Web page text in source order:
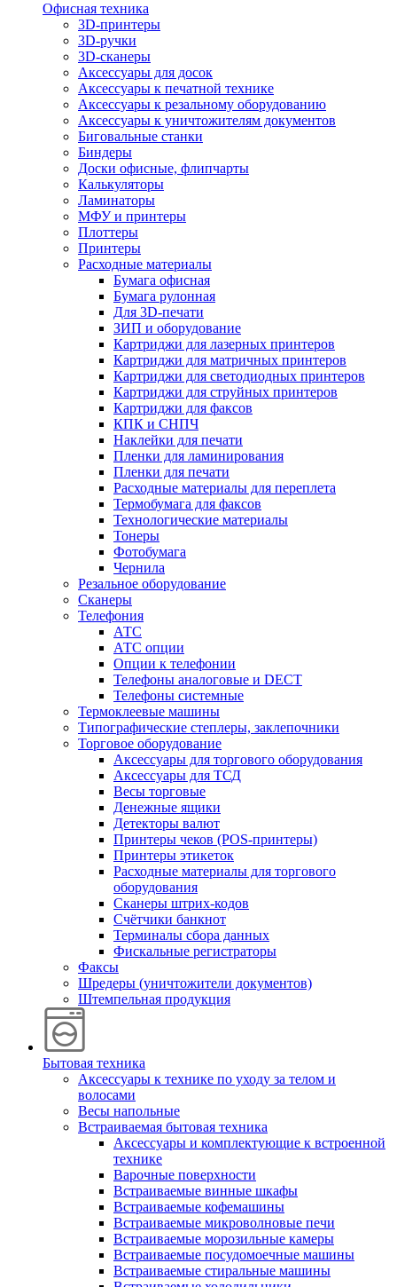
Офисная техника
3D-принтеры
3D-ручки
3D-сканеры
Аксессуары для досок
Аксессуары к печатной технике
Аксессуары к резальному оборудованию
Аксессуары к уничтожителям документов
Биговальные станки
Биндеры
Доски офисные, флипчарты
Калькуляторы
Ламинаторы
МФУ и принтеры
Плоттеры
Принтеры
Расходные материалы
Бумага офисная
Бумага рулонная
Для 3D-печати
ЗИП и оборудование
Картриджи для лазерных принтеров
Картриджи для матричных принтеров
Картриджи для светодиодных принтеров
Картриджи для струйных принтеров
Картриджи для факсов
КПК и СНПЧ
Наклейки для печати
Пленки для ламинирования
Пленки для печати
Расходные материалы для переплета
Термобумага для факсов
Технологические материалы
Тонеры
Фотобумага
Чернила
Резальное оборудование
Сканеры
Телефония
АТС
АТС опции
Опции к телефонии
Телефоны аналоговые и DECT
Телефоны системные
Термоклеевые машины
Типографические степлеры, заклепочники
Торговое оборудование
Аксессуары для торгового оборудования
Аксессуары для ТСД
Весы торговые
Денежные ящики
Детекторы валют
Принтеры чеков (POS-принтеры)
Принтеры этикеток
Расходные материалы для торгового
оборудования
Сканеры штрих-кодов
Счётчики банкнот
Терминалы сбора данных
Фискальные регистраторы
Факсы
Шредеры (уничтожители документов)
Штемпельная продукция
Бытовая техника
Аксессуары к технике по уходу за телом и
волосами
Весы напольные
Встраиваемая бытовая техника
Аксессуары и комплектующие к встроенной
технике
Варочные поверхности
Встраиваемые винные шкафы
Встраиваемые кофемашины
Встраиваемые микроволновые печи
Встраиваемые морозильные камеры
Встраиваемые посудомоечные машины
Встраиваемые стиральные машины